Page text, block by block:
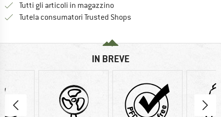
Tutti gli articoli in magazzino
Tutela consumatori Trusted Shops
IN BREVE